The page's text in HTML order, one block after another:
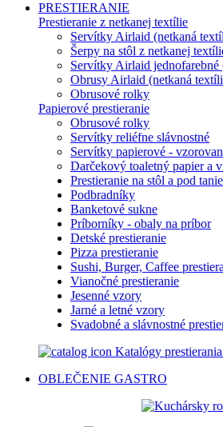
PRESTIERANIE
Prestieranie z netkanej textílie
Servítky Airlaid (netkaná
Šerpy na stôl z netkanej
Servítky Airlaid jednofarebné
Obrusy Airlaid (netkaná
Obrusové rolky
Papierové prestieranie
Obrusové rolky
Servítky reliéfne slávnostné
Servítky papierové -
Darčekový toaletný papier a
Prestieranie na stôl a pod
Podbradníky
Banketové sukne
Príborníky - obaly na príbor
Detské prestieranie
Pizza prestieranie
Sushi, Burger, Caffee
Vianočné prestieranie
Jesenné vzory
Jarné a letné vzory
Svadobné a slávnostné
Katalógy
OBLEČENIE GASTRO